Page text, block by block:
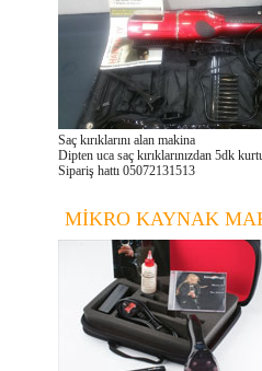
Saç kırıklarını alan makina
Dipten uca saç kırıklarınızdan 5dk
Sipariş hattı 05072131513
MİKRO KAYNAK